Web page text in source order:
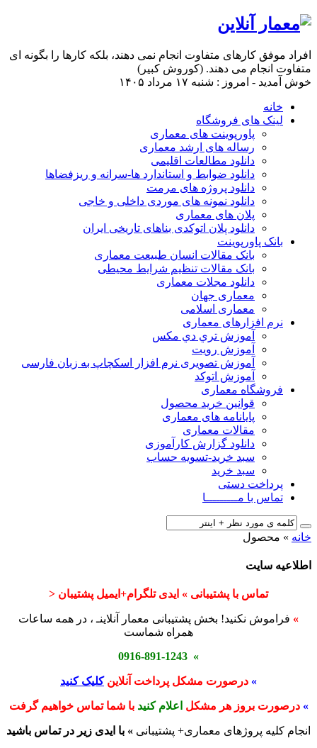
افراد موفق کارهای متفاوت انجام نمی دهند، بلکه کارها را بگونه ای
متفاوت انجام می دهند. (کوروش کبیر)
خوش آمدید - امروز : شنبه ۱۷ مرداد ۱۴۰۵
خانه
لینک های فروشگاه
پاورپوینت های معماری
رساله های ارشد معماری
دانلود مطالعات اقلیمی
دانلود ضوابط و استاندارد ها-سرانه و ریزفضاها
دانلود پروژه های مرمت
دانلود نمونه های موردی داخلی و خاجی
پلان های معماری
دانلود پلان اتوکدی بناهای تاریخی ایران
بانک پاورپوینت
بانک مقالات انسان طبیعت معماری
بانک مقالات تنظیم شرایط محیطی
دانلود مجلات معماری
معماری جهان
معماری اسلامی
نرم افزارهای معماری
آﻣﻮزش ﺗﺮي دي ﻣﮑﺲ
آموزش رویت
آموزش تصویری نرم افزار اسکچاپ به زبان فارسی
آموزش اتوکد
فروشگاه معماری
قوانین خرید محصول
پایانامه های معماری
مقالات معماری
دانلود گزارش کارآموزی
سبد خرید-تسویه حساب
سبد خرید
پرداخت دستی
تماس با مـــــــــا
خانه » محصول
اطلاعیه سایت
تماس با پشتیبانی » ایدی تلگرام+ایمیل پشتیبان <
» فراموش نکنید! بخش پشتیبانی معمار آنلاینـ ، در همه ساعات
همراه شماست
» 0916-891-1243
» درصورت مشکل پرداخت آنلاینکلیک کنید
» درصورت بروز هر مشکل اعلام کنید با شما تماس خواهیم گرفت
انجام کلیه پروژهای معماری+ پشتیبانی » با ایدی زیر در تماس باشید